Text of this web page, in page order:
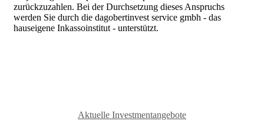
zurückzuzahlen. Bei der Durchsetzung dieses Anspruchs
werden Sie durch die dagobertinvest service gmbh - das
hauseigene Inkassoinstitut - unterstützt.
Aktuelle Investmentangebote